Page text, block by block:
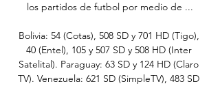
los partidos de futbol por medio de ...
Bolivia: 54 (Cotas), 508 SD y 701 HD (Tigo),
40 (Entel), 105 y 507 SD y 508 HD (Inter
Satelital). Paraguay: 63 SD y 124 HD (Claro
TV). Venezuela: 621 SD (SimpleTV), 483 SD